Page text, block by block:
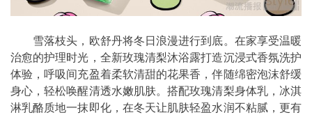
雪落枝头，欧舒丹将冬日浪漫进行到底。在家享受温暖
治愈的护理时光，全新玫瑰清梨沐浴露打造沉浸式香氛洗护
体验，呼吸间充盈着柔软清甜的花果香，伴随绵密泡沫舒缓
身心，轻松唤醒清透水嫩肌肤。搭配玫瑰清梨身体乳，冰淇
淋乳酪质地一抹即化，在冬天让肌肤轻盈水润不粘腻，更有